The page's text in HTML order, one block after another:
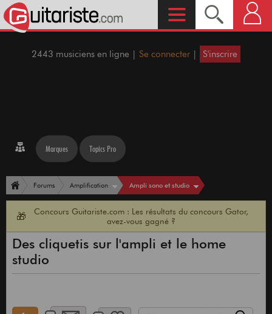
2443 musiciens en ligne | Se connecter | S'inscrire
Marques Topics Pro
Forums Amplification Ampli sono et studio
🎁
Concours Guitariste.com : Les résultats du concours Gator,
avez-vous gagné ?
Des cliquetis sur l'ampli et le home
studio